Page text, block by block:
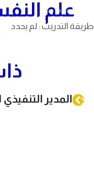
Skip to navigation
Skip to main content
علم
طريقة التدريب : لم يحدد
المدير